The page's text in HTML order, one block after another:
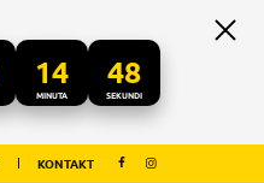
14
MINUTA
48
SEKUNDI
KONTAKT